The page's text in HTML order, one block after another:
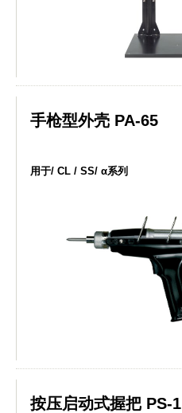
手枪型外壳 PA-65
用于/ CL / SS/ α系列
按压启动式握把 PS-1